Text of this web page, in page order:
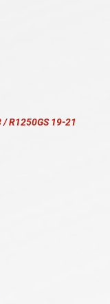
/ R1250GS 19-21